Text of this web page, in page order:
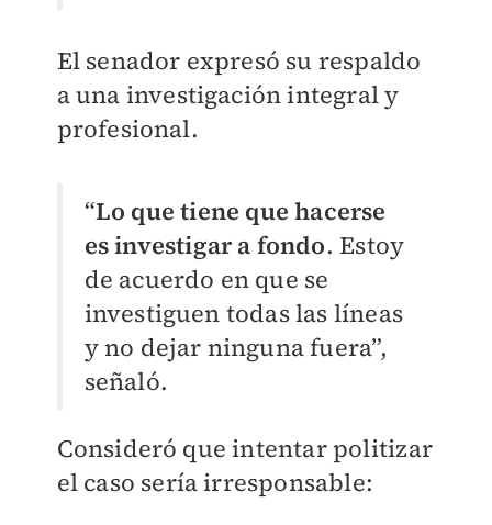
El senador expresó su respaldo
a una investigación integral y
profesional.
“Lo que tiene que hacerse
es investigar a fondo. Estoy
de acuerdo en que se
investiguen todas las líneas
y no dejar ninguna fuera”,
señaló.
Consideró que intentar politizar
el caso sería irresponsable: